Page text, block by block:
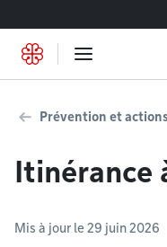
Prévention et
Itinérance
Mis à jour le 29 juin 2026